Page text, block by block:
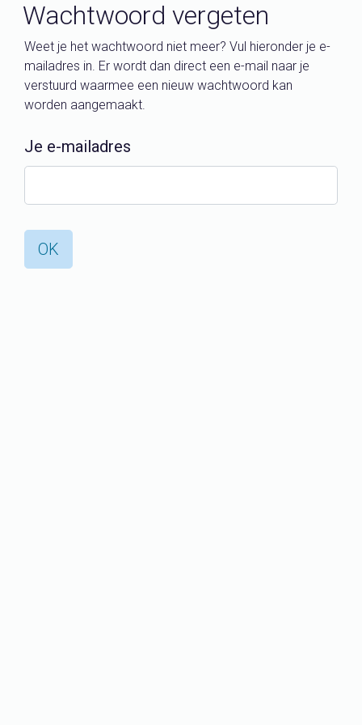
Wachtwoord vergeten
Weet je het wachtwoord niet meer? Vul hieronder je e-
mailadres in. Er wordt dan direct een e-mail naar je
verstuurd waarmee een nieuw wachtwoord kan
worden aangemaakt.
Je e-mailadres
OK